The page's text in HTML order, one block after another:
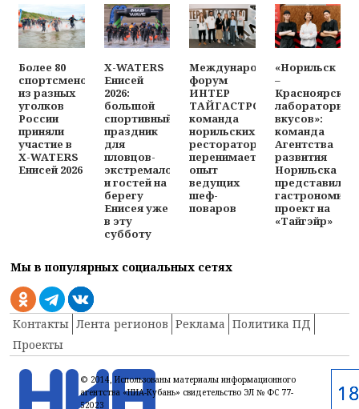
Более 80
спортсменов
из разных
уголков
России
приняли
участие в
X-WATERS
Енисей 2026
X-WATERS
Енисей
2026:
большой
спортивный
праздник
для
пловцов-
экстремалов
и гостей на
берегу
Енисея уже
в эту
субботу
Международный
форум
ИНТЕР
ТАЙГАСТРО:
команда
норильских
рестораторов
перенимает
опыт
ведущих
шеф-
поваров
«Норильск
–
Красноярск:
лаборатория
вкусов»:
команда
Агентства
развития
Норильска
представила
проект на
«Тайгэйр»
Мы в популярных социальных сетях
Контакты Лента регионов Реклама Политика ПД
Проекты
© 2014, Использованы материалы информационного
агентства «НИА-Кубань» свидетельство ЭЛ № ФС 77-
52023